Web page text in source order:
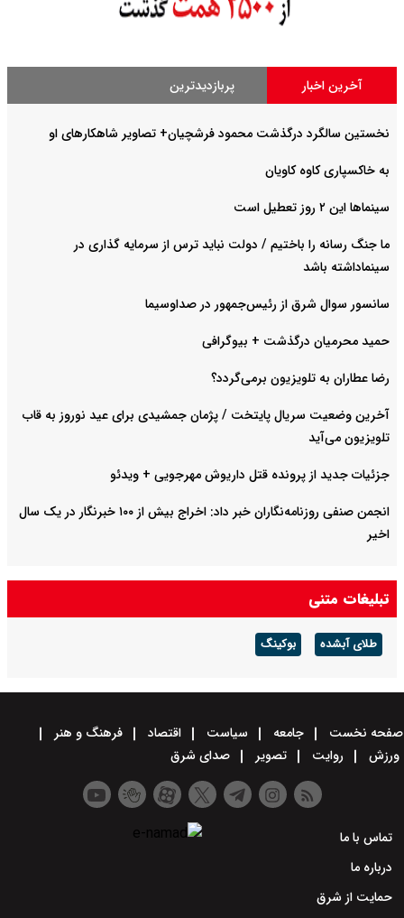
آخرین اخبار پربازدیدترین
نخستین سالگرد درگذشت محمود فرشچیان+ تصاویر شاهکارهای او
به خاکسپاری کاوه کاویان
سینماها این ۲ روز تعطیل است
ما جنگ رسانه را باختیم / دولت نباید ترس از سرمایه گذاری در
سینماداشته باشد
سانسور سوال شرق از رئیس‌جمهور در صداوسیما
حمید محرمیان درگذشت + بیوگرافی
رضا عطاران به تلویزیون برمی‌گردد؟
آخرین وضعیت سریال پایتخت / پژمان جمشیدی برای عید نوروز به قاب
تلویزیون می‌آید
جزئیات جدید از پرونده قتل داریوش مهرجویی + ویدئو
انجمن صنفی روزنامه‌نگاران خبر داد: اخراج بیش از ۱۰۰ خبرنگار در یک سال
اخیر
تبلیغات متنی
طلای آبشده بوکینگ
صفحه نخست جامعه سیاست اقتصاد
فرهنگ و هنر
ورزش
روایت تصویر صدای شرق
تماس با ما
درباره ما
حمایت از شرق